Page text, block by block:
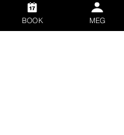
kl 10.00 til 14.30 alle 3 dagene.
BOOK MEG